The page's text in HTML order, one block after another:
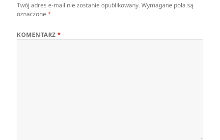
Twój adres e-mail nie zostanie opublikowany. Wymagane pola są
oznaczone*
KOMENTARZ*